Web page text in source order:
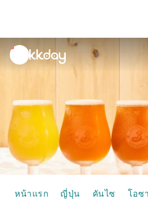
unread
notifications
หน้าแรก ญี่ปุ่น คันไซ โอซ